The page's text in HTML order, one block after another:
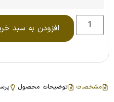
افزودن به سبد
مشخصات توضیحات محصول